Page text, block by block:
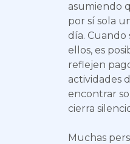
asumiendo
por sí sola
día.
ellos, es
reflejen
actividades
encontrar
cierra
Muchas